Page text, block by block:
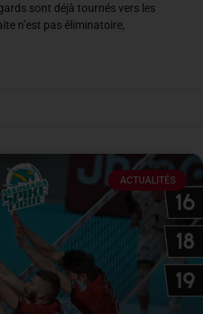
sont déjà tournés vers les
n’est pas éliminatoire,
ACTUALITÉS